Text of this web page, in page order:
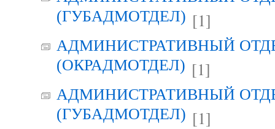
(ГУБАДМОТДЕЛ) [1]
АДМИНИСТРАТИВНЫЙ
(ОКРАДМОТДЕЛ) [1]
АДМИНИСТРАТИВНЫЙ
(ГУБАДМОТДЕЛ) [1]